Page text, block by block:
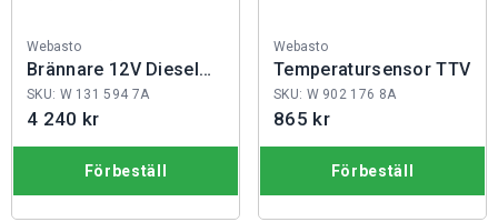
Fabrikat:
Webasto
Brännare 12V Diesel
TT-Evo
SKU: W 131 594 7A
4 240 kr
Förbeställ
Fabrikat:
Webasto
Temperatursensor TTV
SKU: W 902 176 8A
865 kr
Förbeställ